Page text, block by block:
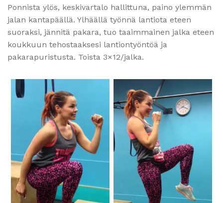
Ponnista ylös, keskivartalo hallittuna, paino ylemmän
jalan kantapäällä. Ylhäällä työnnä lantiota eteen
suoraksi, jännitä pakara, tuo taaimmainen jalka eteen
koukkuun tehostaaksesi lantiontyöntöä ja
pakarapuristusta. Toista 3×12/jalka.